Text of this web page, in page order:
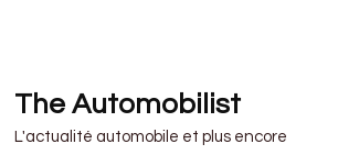
The Automobilist
L'actualité automobile et plus encore